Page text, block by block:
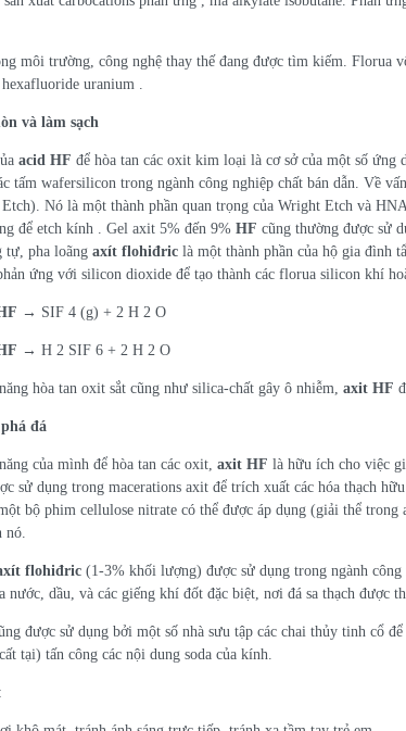
môi trường, công nghệ thay thế đang được tìm kiếm. Florua
uranium .
và làm sạch
acid HF để hòa tan các oxit kim loại là cơ sở của một số
tấm wafersilicon trong ngành công nghiệp chất bán dẫn. Về
Nó là một thành phần quan trọng của Wright Etch và
để etch kính . Gel axit 5% đến 9% HF cũng thường được sử
tự, pha loãng axít flohiđric là một thành phần của hộ gia đình
ứng với silicon dioxide để tạo thành các florua silicon khí
→ SIF 4 (g) + 2 H 2 O
→ H 2 SIF 6 + 2 H 2 O
hòa tan oxit sắt cũng như silica-chất gây ô nhiễm, axit HF
đá
của mình để hòa tan các oxit, axit HF là hữu ích cho việc
sử dụng trong macerations axit để trích xuất các hóa thạch
bộ phim cellulose nitrate có thể được áp dụng (giải thể
nó.
flohiđric (1-3% khối lượng) được sử dụng trong ngành
nước, dầu, và các giếng khí đốt đặc biệt, nơi đá sa thạch được
được sử dụng bởi một số nhà sưu tập các chai thủy tinh cổ
tại) tấn công các nội dung soda của kính.